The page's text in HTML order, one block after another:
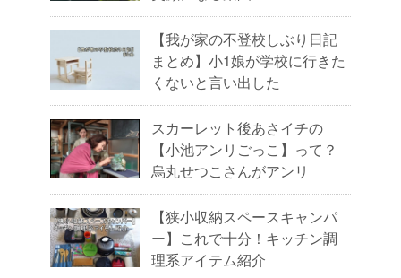
【我が家の不登校しぶり日記
まとめ】小1娘が学校に行きた
くないと言い出した
スカーレット後あさイチの
【小池アンリごっこ】って？
烏丸せつこさんがアンリ
【狭小収納スペースキャンパ
ー】これで十分！キッチン調
理系アイテム紹介